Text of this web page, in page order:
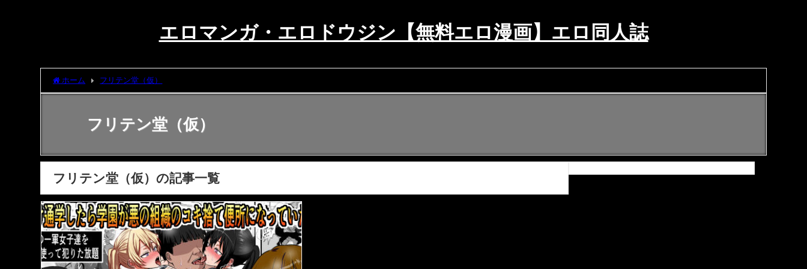
エロマンガ・エロドウジン【無料エロ漫画】エロ同人誌
ホーム フリテン堂（仮）
フリテン堂（仮）
フリテン堂（仮）の記事一覧